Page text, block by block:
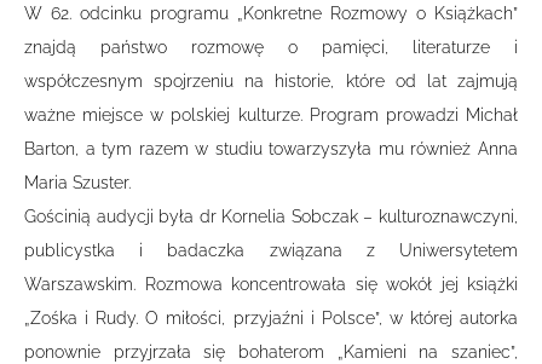
W 62. odcinku programu „Konkretne Rozmowy o Książkach”
znajdą państwo rozmowę o pamięci, literaturze i
współczesnym spojrzeniu na historie, które od lat zajmują
ważne miejsce w polskiej kulturze. Program prowadzi Michał
Barton, a tym razem w studiu towarzyszyła mu również Anna
Maria Szuster.
Gościnią audycji była dr Kornelia Sobczak – kulturoznawczyni,
publicystka i badaczka związana z Uniwersytetem
Warszawskim. Rozmowa koncentrowała się wokół jej książki
„Zośka i Rudy. O miłości, przyjaźni i Polsce”, w której autorka
ponownie przyjrzała się bohaterom „Kamieni na szaniec”,